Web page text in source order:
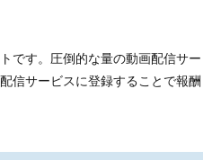
です。圧倒的な量の動画配信サー
信サービスに登録することで報酬